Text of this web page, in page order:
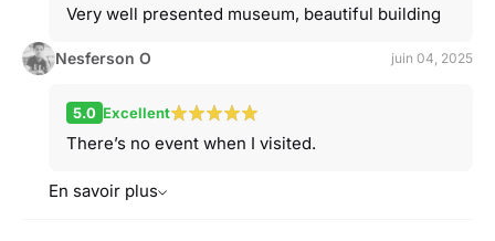
Very well presented museum, beautiful building
Nesferson O juin 04, 2025
5.0 Excellent
There’s no event when I visited.
En savoir plus